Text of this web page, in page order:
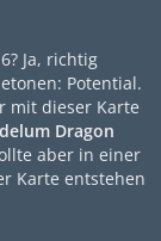
Ja, richtig
Potential.
mit dieser Karte
Dragon
aber in einer
Karte entstehen